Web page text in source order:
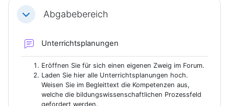
EinklappenAbgabebereich
Unterrichtsplanungen
Eröffnen Sie für sich einen eigenen Zweig im Forum.
Laden Sie hier alle Unterrichtsplanungen hoch.
Weisen Sie im Begleittext die Kompetenzen aus,
welche die bildungswissenschaftlichen Prozessfeld
gefordert werden.